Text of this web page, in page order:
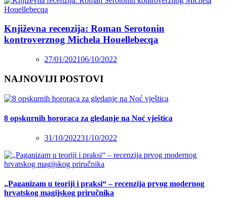
Književna recenzija: Roman Serotonin
kontroverznog Michela Houellebecqa
27/01/202106/10/2022
NAJNOVIJI POSTOVI
8 opskurnih hororaca za gledanje na Noć vještica
31/10/202231/10/2022
„Paganizam u teoriji i praksi“ – recenzija prvog modernog
hrvatskog magijskog priručnika